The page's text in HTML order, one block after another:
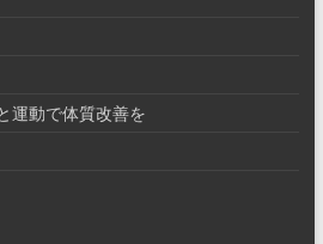
運動で体質改善を